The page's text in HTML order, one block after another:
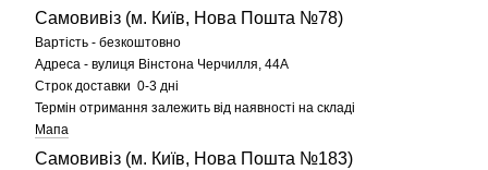
Самовивіз (м. Київ, Нова Пошта №78)
Вартість - безкоштовно
Адреса - вулиця Вінстона Черчилля, 44А
Строк доставки 0-3 дні
Термін отримання залежить від наявності на складі
Мапа
Самовивіз (м. Київ, Нова Пошта №183)